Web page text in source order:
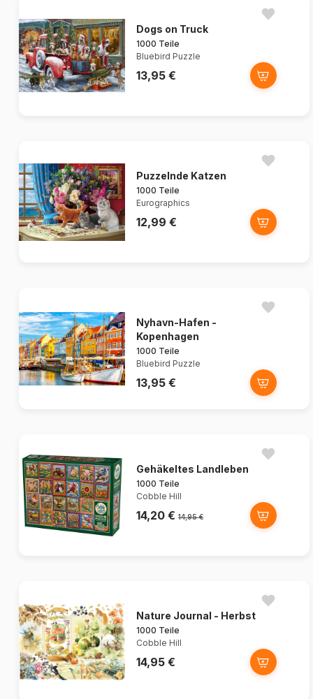
Dogs on Truck
1000 Teile
Bluebird Puzzle
13,95 €
Puzzelnde Katzen
1000 Teile
Eurographics
12,99 €
Nyhavn-Hafen -
Kopenhagen
1000 Teile
Bluebird Puzzle
13,95 €
Gehäkeltes Landleben
1000 Teile
Cobble Hill
14,20 € 14,95 €
Nature Journal - Herbst
1000 Teile
Cobble Hill
14,95 €